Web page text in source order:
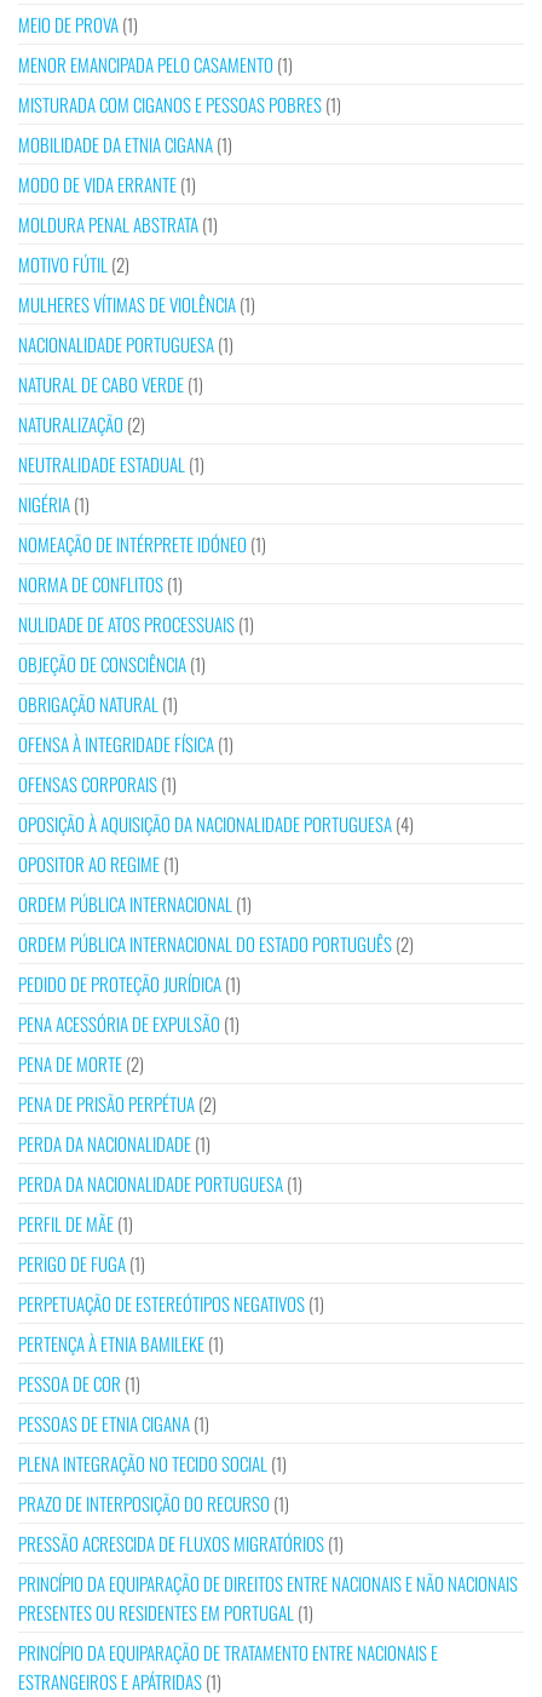
MEIO DE PROVA(1)
MENOR EMANCIPADA PELO CASAMENTO (1)
MISTURADA COM CIGANOS E PESSOAS POBRES(1)
MOBILIDADE DA ETNIA CIGANA(1)
MODO DE VIDA ERRANTE(1)
MOLDURA PENAL ABSTRATA(1)
MOTIVO FÚTIL (2)
MULHERES VÍTIMAS DE VIOLÊNCIA(1)
NACIONALIDADE PORTUGUESA(1)
NATURAL DE CABO VERDE(1)
NATURALIZAÇÃO (2)
NEUTRALIDADE ESTADUAL (1)
NIGÉRIA(1)
NOMEAÇÃO DE INTÉRPRETE IDÓNEO (1)
NORMA DE CONFLITOS(1)
NULIDADE DE ATOS PROCESSUAIS(1)
OBJEÇÃO DE CONSCIÊNCIA(1)
OBRIGAÇÃO NATURAL (1)
OFENSA À INTEGRIDADE FÍSICA(1)
OFENSAS CORPORAIS(1)
OPOSIÇÃO À AQUISIÇÃO DA NACIONALIDADE PORTUGUESA(4)
OPOSITOR AO REGIME(1)
ORDEM PÚBLICA INTERNACIONAL (1)
ORDEM PÚBLICA INTERNACIONAL DO ESTADO PORTUGUÊS(2)
PEDIDO DE PROTEÇÃO JURÍDICA(1)
PENA ACESSÓRIA DE EXPULSÃO (1)
PENA DE MORTE(2)
PENA DE PRISÃO PERPÉTUA(2)
PERDA DA NACIONALIDADE(1)
PERDA DA NACIONALIDADE PORTUGUESA(1)
PERFIL DE MÃE(1)
PERIGO DE FUGA(1)
PERPETUAÇÃO DE ESTEREÓTIPOS NEGATIVOS(1)
PERTENÇA À ETNIA BAMILEKE(1)
PESSOA DE COR (1)
PESSOAS DE ETNIA CIGANA(1)
PLENA INTEGRAÇÃO NO TECIDO SOCIAL (1)
PRAZO DE INTERPOSIÇÃO DO RECURSO (1)
PRESSÃO ACRESCIDA DE FLUXOS MIGRATÓRIOS(1)
PRINCÍPIO DA EQUIPARAÇÃO DE DIREITOS ENTRE NACIONAIS E NÃO NACIONAIS
PRESENTES OU RESIDENTES EM PORTUGAL (1)
PRINCÍPIO DA EQUIPARAÇÃO DE TRATAMENTO ENTRE NACIONAIS E
ESTRANGEIROS E APÁTRIDAS(1)